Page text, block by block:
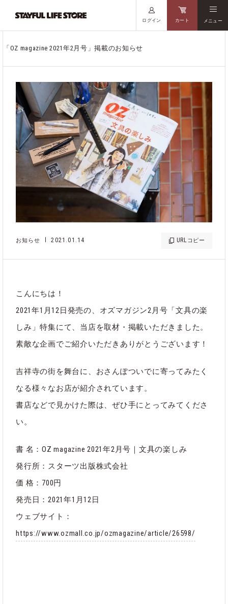
ログイン カート メニュー
「OZ magazine 2021年2月号」掲載のお知らせ
お知らせ 2021.01.14 URL コピー
こんにちは！
2021年1月12日発売の、オズマガジン2月号「文具の楽
しみ」特集にて、当店を取材・掲載いただきました。
素敵な企画でご紹介いただきありがとうございます！
吉祥寺の街を舞台に、おさんぽついでに寄ってみたく
なる様々なお店が紹介されています。
書店などで見かけた際は、ぜひ手にとってみてくださ
い。
書 名：OZ magazine 2021年2月号｜文具の楽しみ
発行所：スターツ出版株式会社
価 格：700円
発売日：2021年1月12日
ウェブサイト：
https://www.ozmall.co.jp/ozmagazine/article/26598/